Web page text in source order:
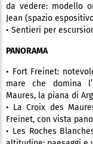
da vedere: modello
Jean (spazio
• Sentieri per
PANORAMA
• Fort Freinet:
mare che domina
Maures, la piana di
• La Croix des
Freinet, con vista
• Les Roches